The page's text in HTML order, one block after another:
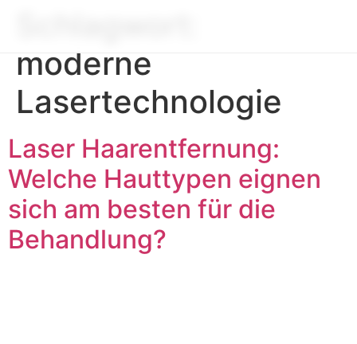
moderne
Lasertechnologie
Laser Haarentfernung:
Welche Hauttypen eignen
sich am besten für die
Behandlung?